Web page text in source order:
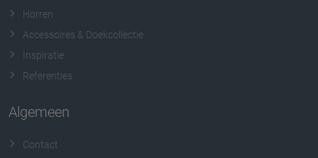
Horren
Accessoires & Doekcollectie
Inspiratie
Referenties
Algemeen
Contact